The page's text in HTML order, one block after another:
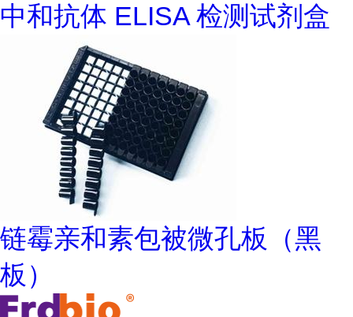
中和抗体 ELISA 检测试剂盒
链霉亲和素包被微孔板（黑
板）